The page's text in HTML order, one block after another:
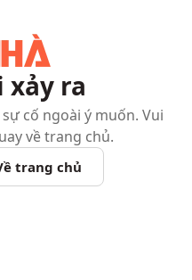
xảy ra
cố ngoài ý muốn. Vui
về trang chủ.
trang chủ